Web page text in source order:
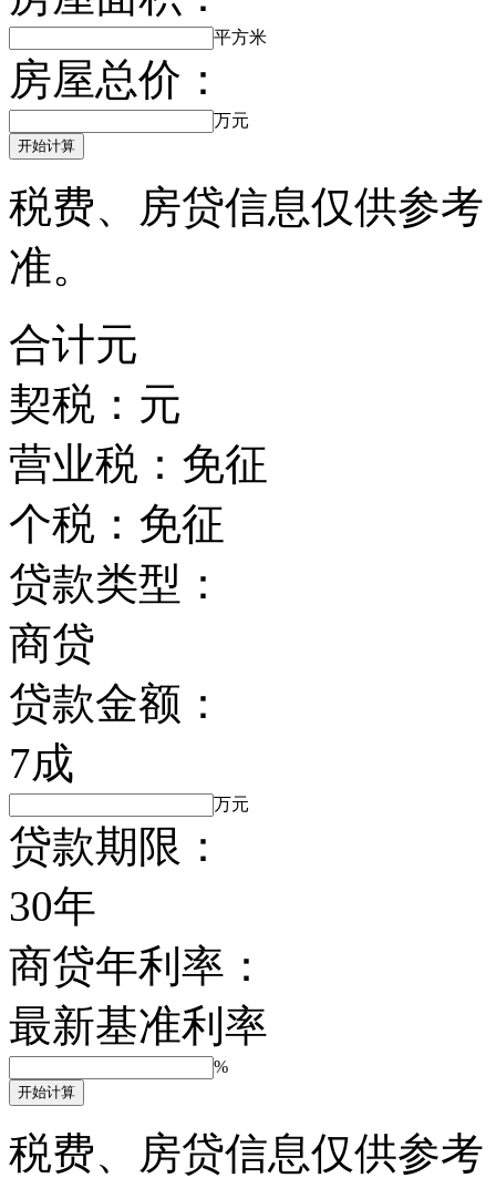
平方米
房屋总价：
万元
开始计算
税费、房贷信息仅供参
准。
合计元
契税： 元
营业税： 免征
个税： 免征
贷款类型：
商贷
贷款金额：
7成
万元
贷款期限：
30年
商贷年利率：
最新基准利率
%
开始计算
税费、房贷信息仅供参